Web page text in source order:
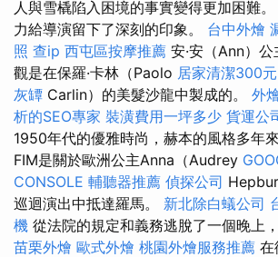
人與雪橇陷入困境的事實變得更加困難
力給導演留下了深刻的印象。 台中外燴
照 查ip 西屯區按摩推薦 安·安（Ann）
觀是在保羅·卡林（Paolo 居家清潔300元
灰罈 Carlin）的美髮沙龍中製成的。 外
析的SEO專家 裝潢費用一坪多少 貨運公
1950年代的優雅時尚，赫本的風格多年來
FIM是關於歐洲公主Anna（Audrey
CONSOLE 輔聽器推薦 偵探公司
巡迴演出中抵達羅馬。 新北除白蟻公司
機 從法院的規定和義務逃脫了一個晚上
苗栗外燴 歐式外燴 桃園外燴服務推薦 在